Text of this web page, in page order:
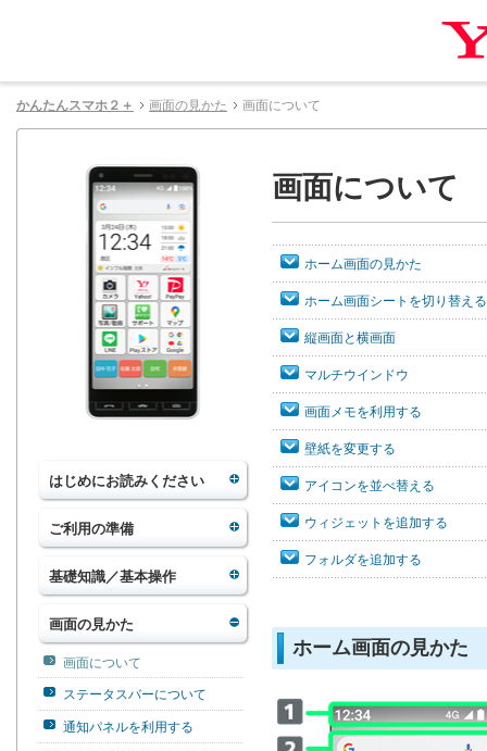
かんたんスマホ２＋ 画面の見かた 画面について
はじめにお読みください
ご利用の準備
基礎知識／基本操作
画面の見かた
画面について
ステータスバーについて
通知パネルを利用する
画面について
ホーム画面の見かた
ホーム画面シートを切り替える
縦画面と横画面
マルチウインドウ
画面メモを利用する
壁紙を変更する
アイコンを並べ替える
ウィジェットを追加する
フォルダを追加する
ホーム画面の見かた